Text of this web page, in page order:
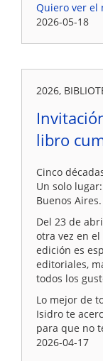
Quiero ver el
2026-05-18
2026,
libro
Cinco
Un solo
Buenos Aires.
Del 23 de
otra vez en
edición es
editoriales,
todos los
Lo mejor de
Isidro te
para que no
2026-04-17